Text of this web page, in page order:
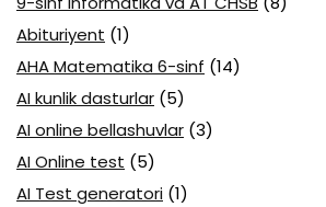
Abituriyent (1)
AHA Matematika 6-sinf (14)
AI kunlik dasturlar (5)
AI online bellashuvlar (3)
AI Online test (5)
AI Test generatori (1)